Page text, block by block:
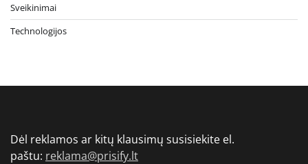
Sveikinimai
Technologijos
Dėl reklamos ar kitų klausimų susisiekite el.
paštu: reklama@prisify.lt